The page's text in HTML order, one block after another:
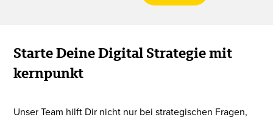
Starte Deine Digital Strategie mit
kernpunkt
Unser Team hilft Dir nicht nur bei strategischen Fragen,